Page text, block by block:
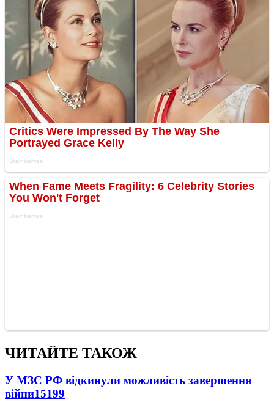
ЧИТАЙТЕ ТАКОЖ
У МЗС РФ відкинули можливість завершення
війни15199